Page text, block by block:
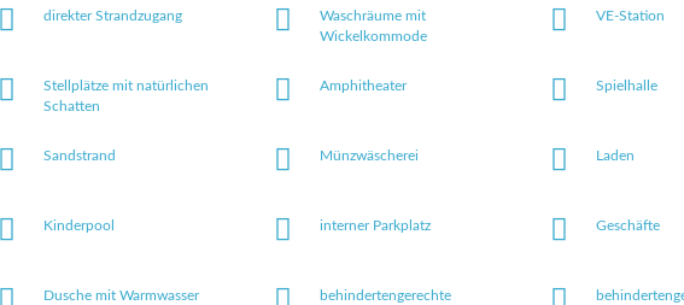
direkter Strandzugang
Waschräume mit
Wickelkommode
VE-Station
Stellplätze mit natürlichen
Schatten
Amphitheater Spielhalle
Sandstrand Münzwäscherei Laden
Kinderpool interner Parkplatz Geschäfte
Dusche mit Warmwasser
behindertengerechte